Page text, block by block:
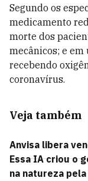
Segundo os
medicamento
morte dos
mecânicos; e
recebendo
coronavírus.
Veja também
Anvisa libera
Essa IA criou o
na natureza